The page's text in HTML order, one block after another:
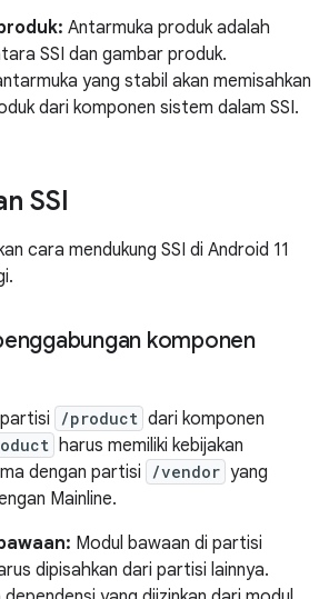
Antarmuka produk adalah
SSI dan gambar produk.
yang stabil akan memisahkan
dari komponen sistem dalam SSI.
SSI
cara mendukung SSI di Android 11
komponen
/product dari komponen
harus memiliki kebijakan
dengan partisi
/vendor yang
Mainline.
Modul bawaan di partisi
dipisahkan dari partisi lainnya.